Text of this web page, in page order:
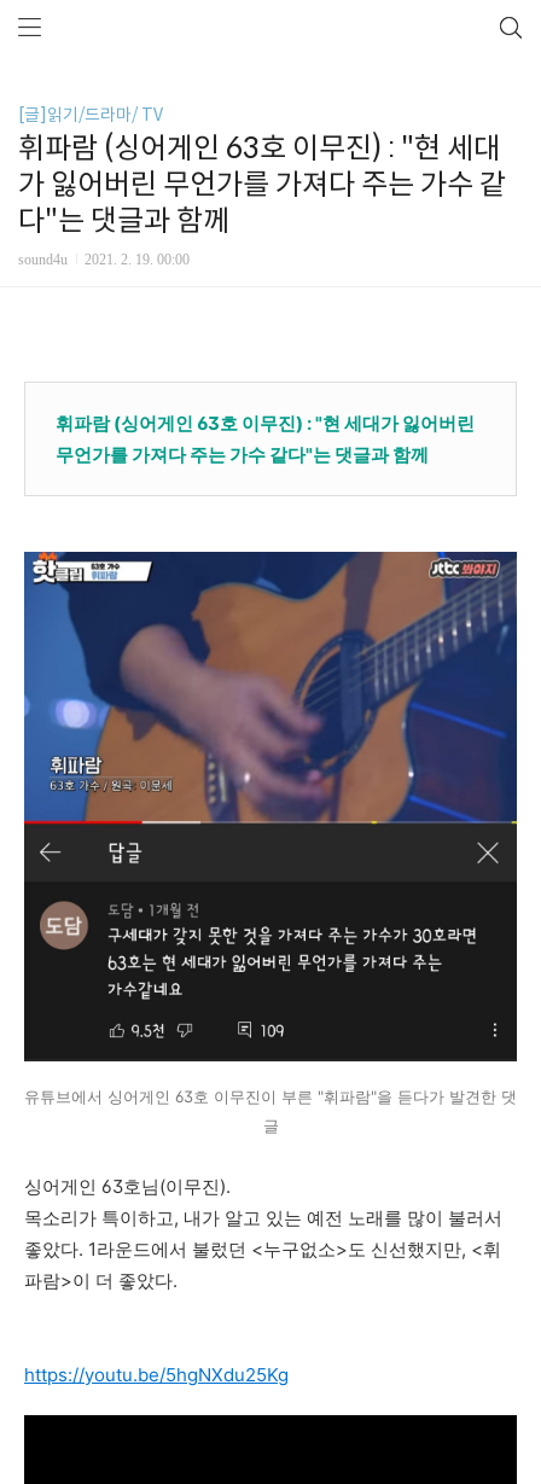
[글]읽기/드라마/ TV
휘파람 (싱어게인 63호 이무진) : "현 세대
가 잃어버린 무언가를 가져다 주는 가수 같
다"는 댓글과 함께
sound4u 2021. 2. 19. 00:00
휘파람 (싱어게인 63호 이무진) : "현 세대가 잃어버린
무언가를 가져다 주는 가수 같다"는 댓글과 함께
유튜브에서 싱어게인 63호 이무진이 부른 "휘파람"을 듣다가 발견한 댓
글
싱어게인 63호님(이무진).
목소리가 특이하고, 내가 알고 있는 예전 노래를 많이 불러서
좋았다. 1라운드에서 불렀던 <누구없소>도 신선했지만, <휘
파람>이 더 좋았다.
https://youtu.be/5hgNXdu25Kg